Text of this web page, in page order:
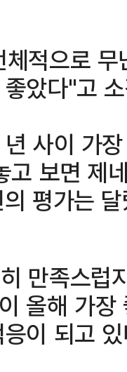
적으로
았다"고
사이 가
고 보면 제
평가는
만족스
올해 가
이 되고